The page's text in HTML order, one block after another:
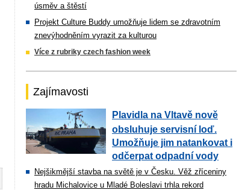
úsměv a štěstí
Projekt Culture Buddy umožňuje lidem se zdravotním
znevýhodněním vyrazit za kulturou
Více z rubriky czech fashion week
Zajímavosti
Plavidla na Vltavě nově
obsluhuje servisní loď.
Umožňuje jim natankovat i
odčerpat odpadní vody
Nejšikmější stavba na světě je v Česku. Věž zříceniny
hradu Michalovice u Mladé Boleslavi trhla rekord